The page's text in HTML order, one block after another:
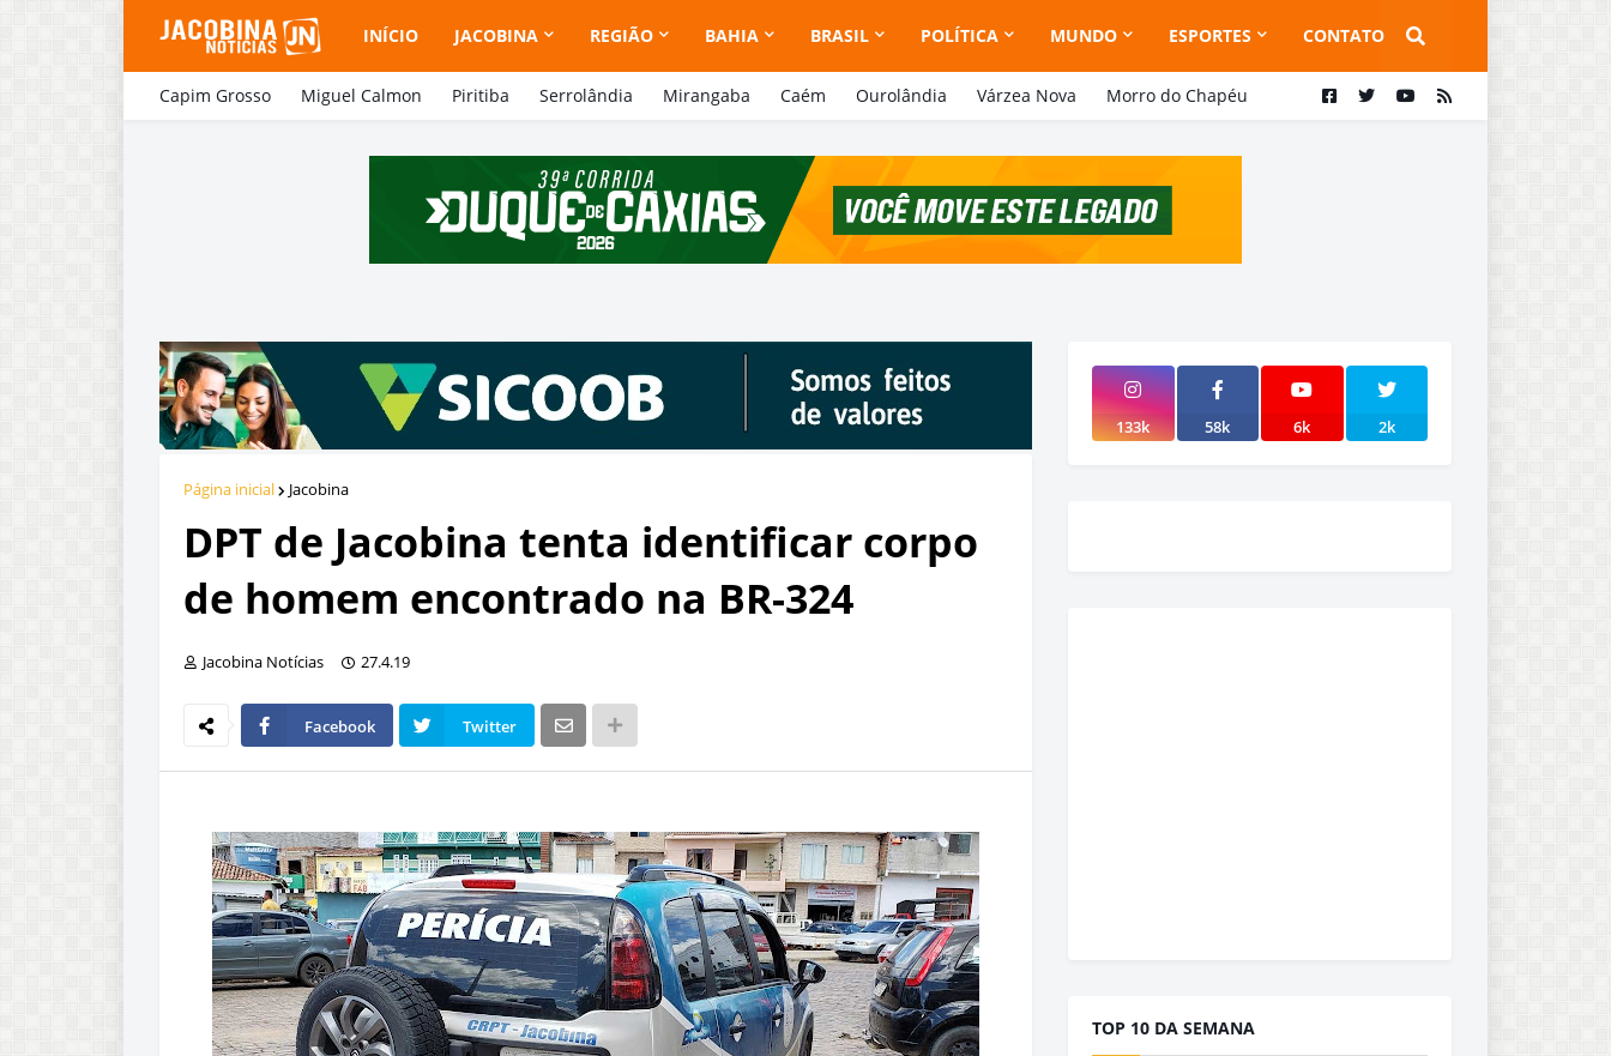
INÍCIO JACOBINA REGIÃO BAHIA BRASIL POLÍTICA MUNDO ESPORTES CONTATO
Capim Grosso Miguel Calmon Piritiba Serrolândia Mirangaba Caém Ourolândia Várzea Nova Morro do Chapéu
Página inicial Jacobina
DPT de Jacobina tenta identificar corpo
de homem encontrado na BR-324
Jacobina Notícias 27.4.19
Facebook Twitter
133k 58k 6k 2k
TOP 10 DA SEMANA